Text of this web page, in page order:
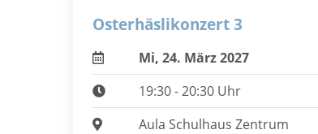
Osterhäslikonzert 3
Mi, 24. März 2027
19:30 - 20:30 Uhr
Aula Schulhaus Zentrum